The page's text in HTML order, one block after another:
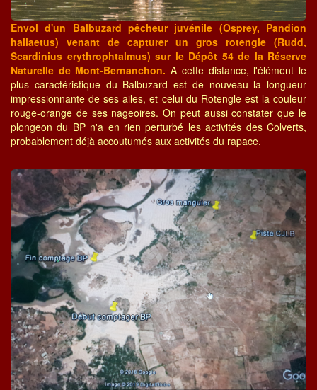
Envol d'un Balbuzard pêcheur juvénile (Osprey, Pandion
haliaetus) venant de capturer un gros rotengle (Rudd,
Scardinius erythrophtalmus) sur le Dépôt 54 de la Réserve
Naturelle de Mont-Bernanchon. A cette distance, l'élément le
plus caractéristique du Balbuzard est de nouveau la longueur
impressionnante de ses ailes, et celui du Rotengle est la couleur
rouge-orange de ses nageoires. On peut aussi constater que le
plongeon du BP n'a en rien perturbé les activités des Colverts,
probablement déjà accoutumés aux activités du rapace.